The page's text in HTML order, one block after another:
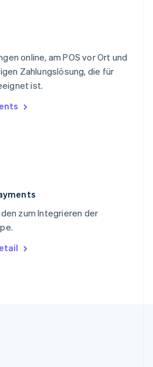
online, am POS vor Ort und
Zahlungslösung, die für
ist.
zum Integrieren der